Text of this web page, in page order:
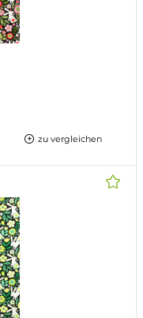
zu vergleichen